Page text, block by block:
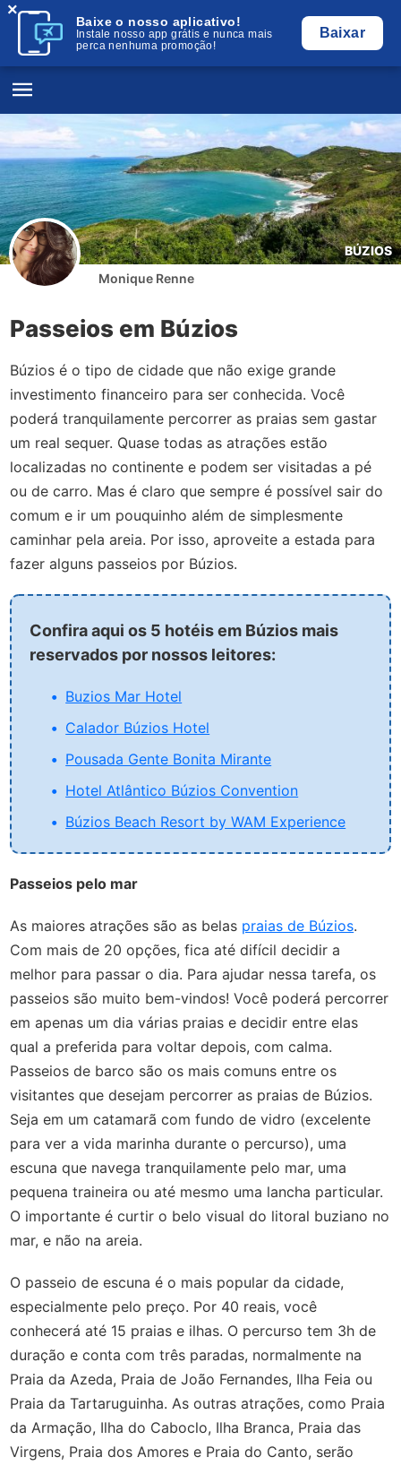
Baixe o nosso aplicativo!
Instale nosso app grátis e nunca mais
perca nenhuma promoção!
Baixar
×
BÚZIOS
Monique Renne
Passeios em Búzios
Búzios é o tipo de cidade que não exige grande
investimento financeiro para ser conhecida. Você
poderá tranquilamente percorrer as praias sem gastar
um real sequer. Quase todas as atrações estão
localizadas no continente e podem ser visitadas a pé
ou de carro. Mas é claro que sempre é possível sair do
comum e ir um pouquinho além de simplesmente
caminhar pela areia. Por isso, aproveite a estada para
fazer alguns passeios por Búzios.
Confira aqui os 5 hotéis em Búzios mais
reservados por nossos leitores:
Buzios Mar Hotel
Calador Búzios Hotel
Pousada Gente Bonita Mirante
Hotel Atlântico Búzios Convention
Búzios Beach Resort by WAM Experience
Passeios pelo mar
As maiores atrações são as belas praias de Búzios.
Com mais de 20 opções, fica até difícil decidir a
melhor para passar o dia. Para ajudar nessa tarefa, os
passeios são muito bem-vindos! Você poderá percorrer
em apenas um dia várias praias e decidir entre elas
qual a preferida para voltar depois, com calma.
Passeios de barco são os mais comuns entre os
visitantes que desejam percorrer as praias de Búzios.
Seja em um catamarã com fundo de vidro (excelente
para ver a vida marinha durante o percurso), uma
escuna que navega tranquilamente pelo mar, uma
pequena traineira ou até mesmo uma lancha particular.
O importante é curtir o belo visual do litoral buziano no
mar, e não na areia.
O passeio de escuna é o mais popular da cidade,
especialmente pelo preço. Por 40 reais, você
conhecerá até 15 praias e ilhas. O percurso tem 3h de
duração e conta com três paradas, normalmente na
Praia da Azeda, Praia de João Fernandes, Ilha Feia ou
Praia da Tartaruguinha. As outras atrações, como Praia
da Armação, Ilha do Caboclo, Ilha Branca, Praia das
Virgens, Praia dos Amores e Praia do Canto, serão